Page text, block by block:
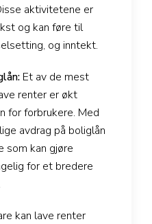
aktivitetene er
og kan føre til
og inntekt.
Et av de mest
renter er økt
for forbrukere. Med
avdrag på boliglån
som kan gjøre
for et bredere
kan lave renter